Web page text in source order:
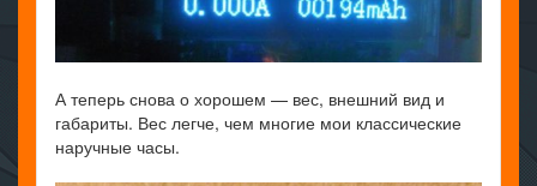
А теперь снова о хорошем — вес, внешний вид и
габариты. Вес легче, чем многие мои классические
наручные часы.